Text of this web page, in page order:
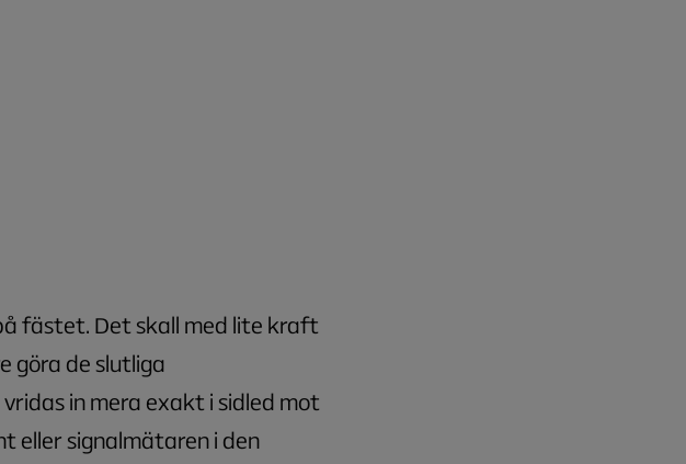
fästet. Det skall med lite kraft
göra de slutliga
in mera exakt i sidled mot
eller signalmätaren i den